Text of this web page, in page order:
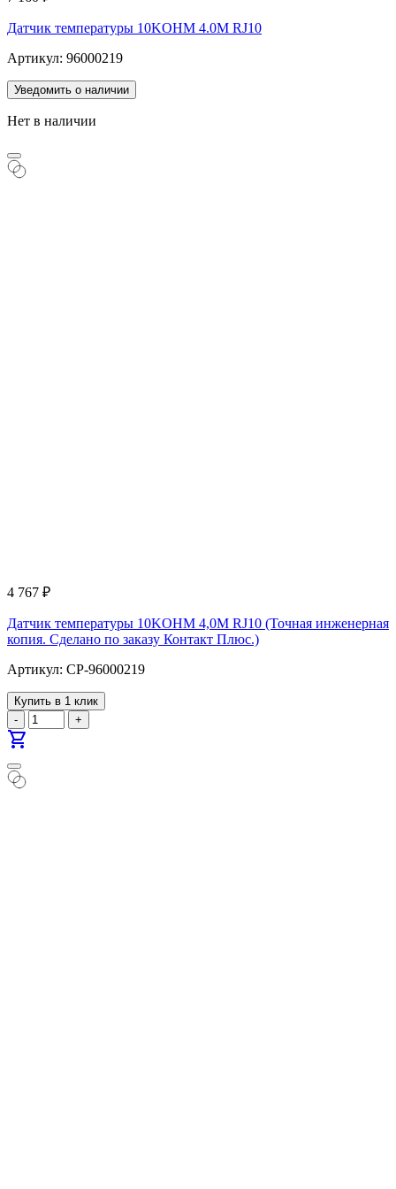
Датчик температуры 10KOHM 4.0M RJ10
Артикул: 96000219
Уведомить о наличии
Нет в наличии
4 767 ₽
Датчик температуры 10KOHM 4,0M RJ10 (Точная инженерная
копия. Cделано по заказу Контакт Плюс.)
Артикул: CP-96000219
Купить в 1 клик
-
+
shopping_cart